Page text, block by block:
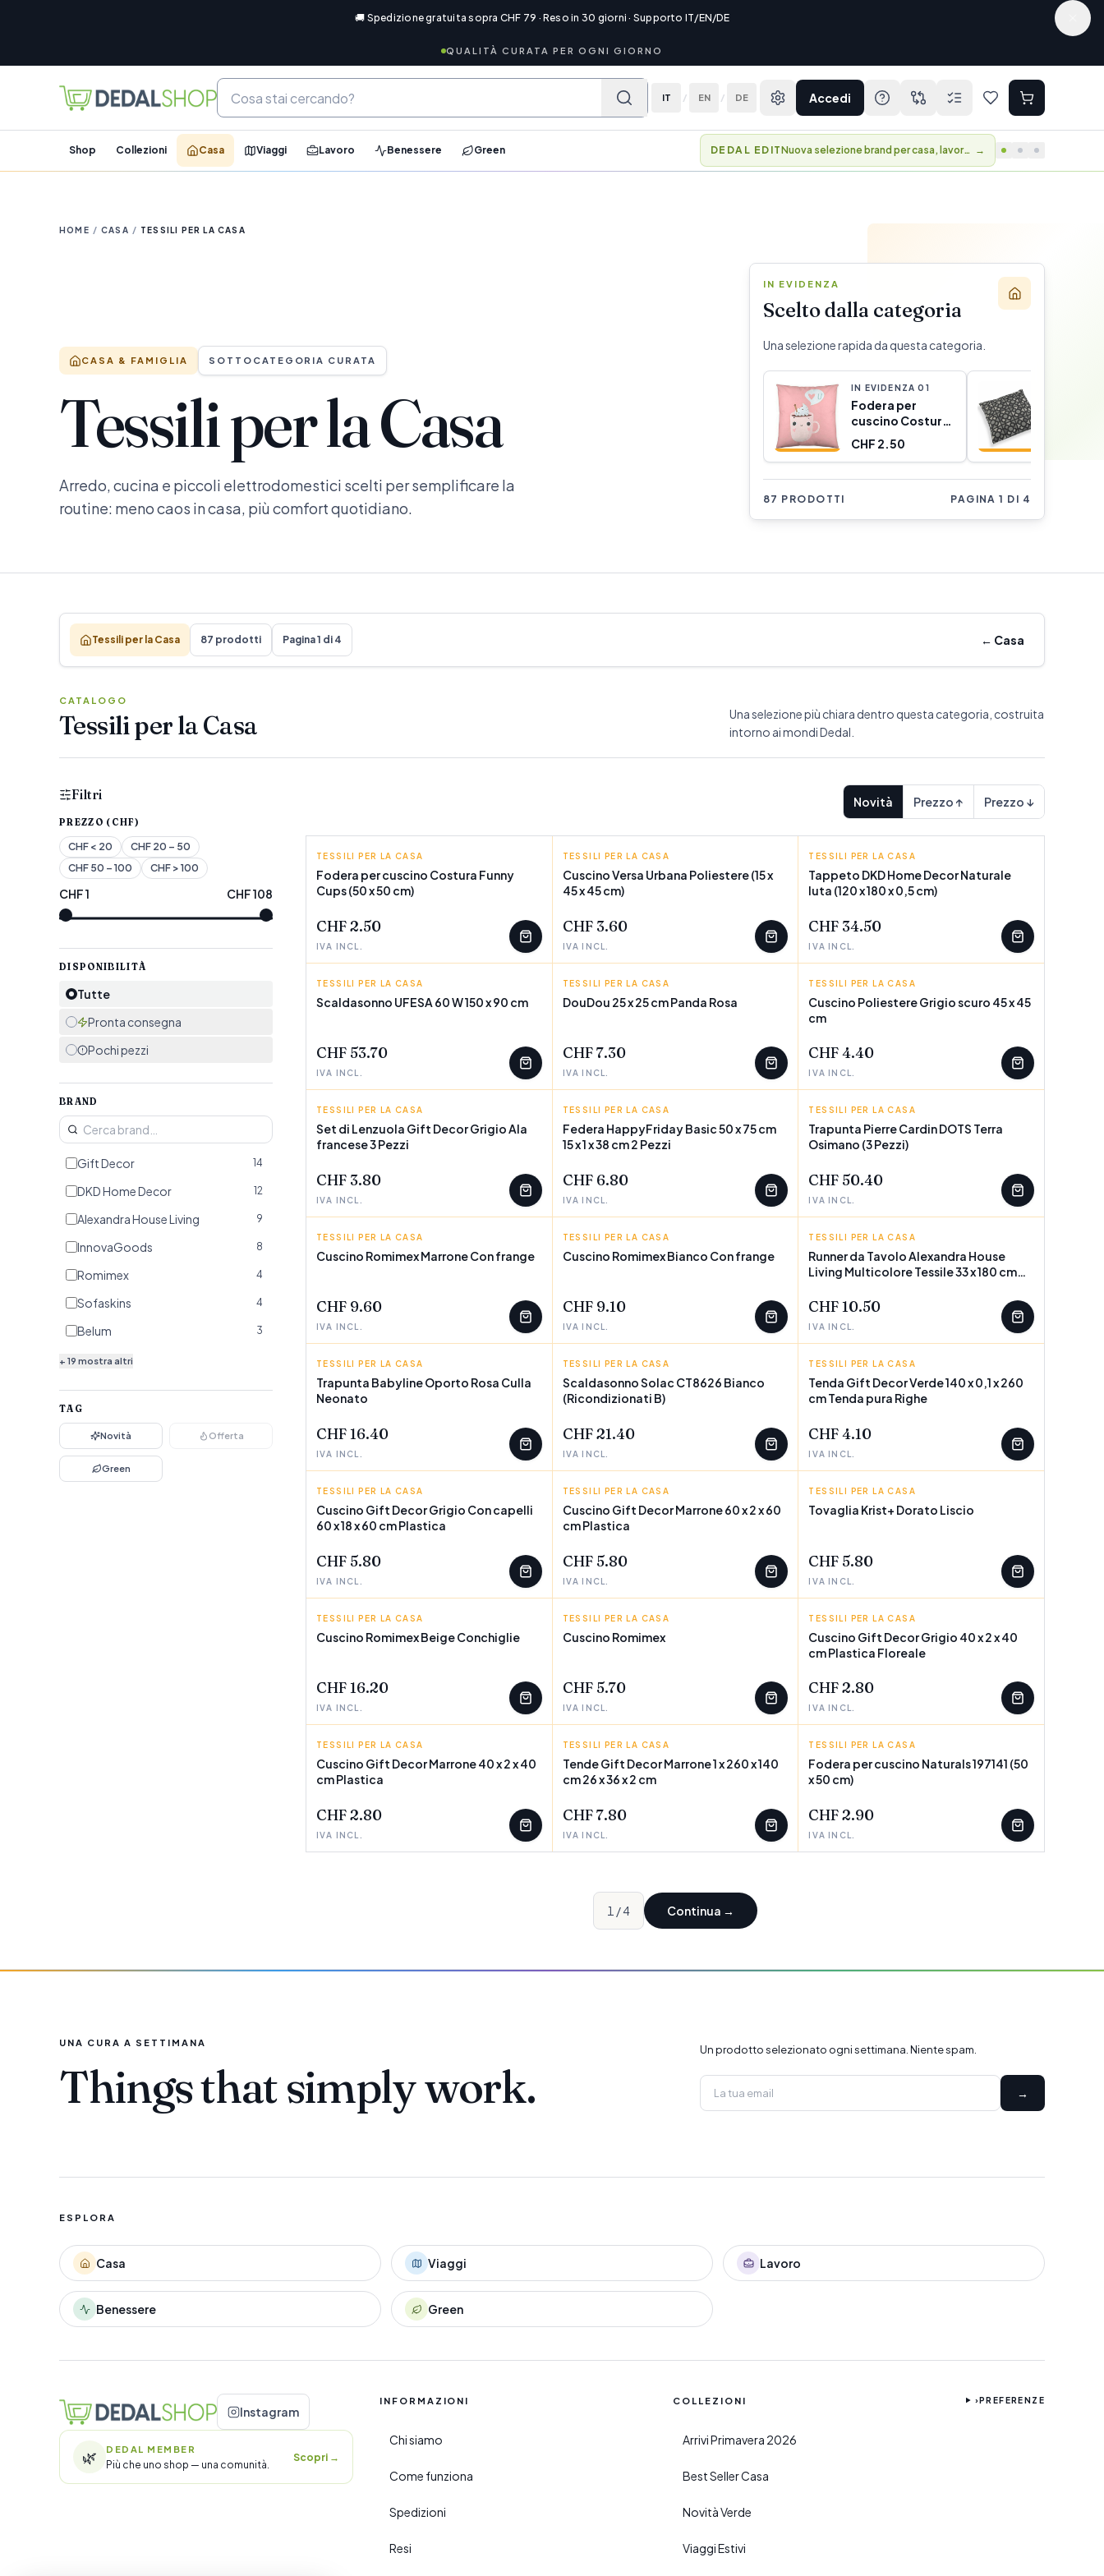
🚚 Spedizione gratuita sopra CHF 79 · Reso in 30 giorni · Supporto IT/EN/DE
QUALITÀ CURATA PER OGNI GIORNO
IT / EN / DE Accedi
Shop Collezioni Casa Viaggi Lavoro Benessere Green DEDAL EDIT Nuova selezione brand per casa, lavoro e viaggio. →
HOME / CASA / TESSILI PER LA CASA
CASA & FAMIGLIA SOTTOCATEGORIA CURATA
Tessili per la Casa
Arredo, cucina e piccoli elettrodomestici scelti per semplificare la
routine: meno caos in casa, più comfort quotidiano.
IN EVIDENZA
Scelto dalla categoria
Una selezione rapida da questa categoria.
IN EVIDENZA 0 1
Fodera per
cuscino Costura
Funny Cups (50 x
50 cm)
CHF 2.50
87 PRODOTTI PAGINA 1 DI 4
Tessili per la Casa 87 prodotti Pagina 1 di 4 ← Casa
CATALOGO
Tessili per la Casa
Una selezione più chiara dentro questa categoria, costruita
intorno ai mondi Dedal.
Filtri
PREZZO (CHF)
CHF < 20 CHF 20 – 50
CHF 50 – 100 CHF > 100
CHF1 CHF108
DISPONIBILITÀ
Tutte
Pronta consegna
Pochi pezzi
BRAND
Gift Decor 14
DKD Home Decor 12
Alexandra House Living 9
InnovaGoods 8
Romimex 4
Sofaskins 4
Belum 3
Eysa
Versa
Pierre Cardin
Kids&Cotton
BigBuy Home
+ 19 mostra altri
TAG
Novità Offerta
Green
Novità Prezzo ↑ Prezzo ↓
COSTURA
POCHI PEZZI
TESSILI PER LA CASA
Fodera per cuscino Costura Funny
Cups (50 x 50 cm)
CHF 2.50
IVA INCL.
VERSA
POCHI PEZZI
TESSILI PER LA CASA
Cuscino Versa Urbana Poliestere (15 x
45 x 45 cm)
CHF 3.60
IVA INCL.
DKD HOME DECOR
POCHI PEZZI
TESSILI PER LA CASA
Tappeto DKD Home Decor Naturale
Iuta (120 x 180 x 0,5 cm)
CHF 34.50
IVA INCL.
UFESA
TESSILI PER LA CASA
Scaldasonno UFESA 60 W 150 x 90 cm
CHF 53.70
IVA INCL.
BIGBUY FUN
TESSILI PER LA CASA
DouDou 25 x 25 cm Panda Rosa
CHF 7.30
IVA INCL.
BIGBUY HOME
POCHI PEZZI
TESSILI PER LA CASA
Cuscino Poliestere Grigio scuro 45 x 45
cm
CHF 4.40
IVA INCL.
GIFT DECOR
POCHI PEZZI
TESSILI PER LA CASA
Set di Lenzuola Gift Decor Grigio Ala
francese 3 Pezzi
CHF 3.80
IVA INCL.
HAPPYFRIDAY
POCHI PEZZI
TESSILI PER LA CASA
Federa HappyFriday Basic 50 x 75 cm
15 x 1 x 38 cm 2 Pezzi
CHF 6.80
IVA INCL.
PIERRE CARDIN
POCHI PEZZI
TESSILI PER LA CASA
Trapunta Pierre Cardin DOTS Terra
Osimano (3 Pezzi)
CHF 50.40
IVA INCL.
ROMIMEX
TESSILI PER LA CASA
Cuscino Romimex Marrone Con frange
CHF 9.60
IVA INCL.
ROMIMEX
TESSILI PER LA CASA
Cuscino Romimex Bianco Con frange
CHF 9.10
IVA INCL.
ALEXANDRA HOUSE LIVING
POCHI PEZZI
TESSILI PER LA CASA
Runner da Tavolo Alexandra House
Living Multicolore Tessile 33 x 180 cm
CHF 10.50
IVA INCL.
BABYLINE
POCHI PEZZI
TESSILI PER LA CASA
Trapunta Babyline Oporto Rosa Culla
Neonato
CHF 16.40
IVA INCL.
SOLAC
POCHI PEZZI
TESSILI PER LA CASA
Scaldasonno Solac CT8626 Bianco
(Ricondizionati B)
CHF 21.40
IVA INCL.
GIFT DECOR
POCHI PEZZI
TESSILI PER LA CASA
Tenda Gift Decor Verde 140 x 0,1 x 260
cm Tenda pura Righe
CHF 4.10
IVA INCL.
GIFT DECOR
POCHI PEZZI
TESSILI PER LA CASA
Cuscino Gift Decor Grigio Con capelli
60 x 18 x 60 cm Plastica
CHF 5.80
IVA INCL.
GIFT DECOR
POCHI PEZZI
TESSILI PER LA CASA
Cuscino Gift Decor Marrone 60 x 2 x 60
cm Plastica
CHF 5.80
IVA INCL.
KRIST+
TESSILI PER LA CASA
Tovaglia Krist+ Dorato Liscio
CHF 5.80
IVA INCL.
ROMIMEX
TESSILI PER LA CASA
Cuscino Romimex Beige Conchiglie
CHF 16.20
IVA INCL.
ROMIMEX
TESSILI PER LA CASA
Cuscino Romimex
CHF 5.70
IVA INCL.
GIFT DECOR
POCHI PEZZI
TESSILI PER LA CASA
Cuscino Gift Decor Grigio 40 x 2 x 40
cm Plastica Floreale
CHF 2.80
IVA INCL.
GIFT DECOR
POCHI PEZZI
TESSILI PER LA CASA
Cuscino Gift Decor Marrone 40 x 2 x 40
cm Plastica
CHF 2.80
IVA INCL.
GIFT DECOR
POCHI PEZZI
TESSILI PER LA CASA
Tende Gift Decor Marrone 1 x 260 x 140
cm 26 x 36 x 2 cm
CHF 7.80
IVA INCL.
NATURALS
POCHI PEZZI
TESSILI PER LA CASA
Fodera per cuscino Naturals 197141 (50
x 50 cm)
CHF 2.90
IVA INCL.
1 /4 Continua →
UNA CURA A SETTIMANA
Things that simply work.
Un prodotto selezionato ogni settimana. Niente spam.
→
ESPLORA
Casa Viaggi Lavoro
Benessere Green
Instagram
🌿 DEDAL MEMBER
Più che uno shop — una comunità.
Scopri→
INFORMAZIONI
Chi siamo
Come funziona
Spedizioni
Resi
COLLEZIONI
Arrivi Primavera 2026
Best Seller Casa
Novità Verde
Viaggi Estivi
›PREFERENZE